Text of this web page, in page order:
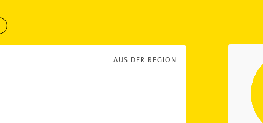
AUS DER REGION